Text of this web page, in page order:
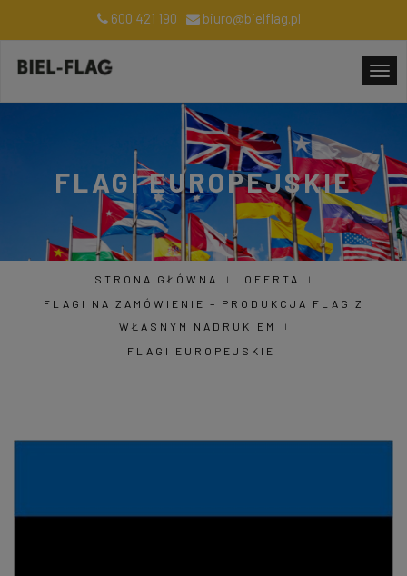
600 421 190 biuro@bielflag.pl
FLAGI EUROPEJSKIE
STRONA GŁÓWNA
OFERTA
FLAGI NA ZAMÓWIENIE – PRODUKCJA FLAG Z
WŁASNYM NADRUKIEM
FLAGI EUROPEJSKIE